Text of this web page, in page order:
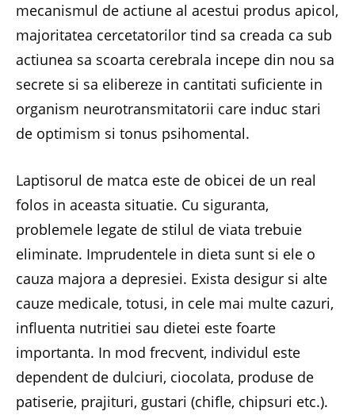
mecanismul de actiune al acestui produs apicol,
majoritatea cercetatorilor tind sa creada ca sub
actiunea sa scoarta cerebrala incepe din nou sa
secrete si sa elibereze in cantitati suficiente in
organism neurotransmitatorii care induc stari
de optimism si tonus psihomental.
Laptisorul de matca este de obicei de un real
folos in aceasta situatie. Cu siguranta,
problemele legate de stilul de viata trebuie
eliminate. Imprudentele in dieta sunt si ele o
cauza majora a depresiei. Exista desigur si alte
cauze medicale, totusi, in cele mai multe cazuri,
influenta nutritiei sau dietei este foarte
importanta. In mod frecvent, individul este
dependent de dulciuri, ciocolata, produse de
patiserie, prajituri, gustari (chifle, chipsuri etc.).